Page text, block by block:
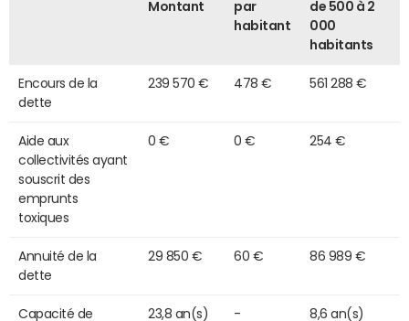
Montant
par
habitant
de 500 à 2
000
habitants
Encours de la
dette
239 570 € 478 € 561 288 €
Aide aux
collectivités ayant
souscrit des
emprunts
toxiques
0 € 0 € 254 €
Annuité de la
dette
29 850 € 60 € 86 989 €
Capacité de
23,8 an(s) - 8,6 an(s)